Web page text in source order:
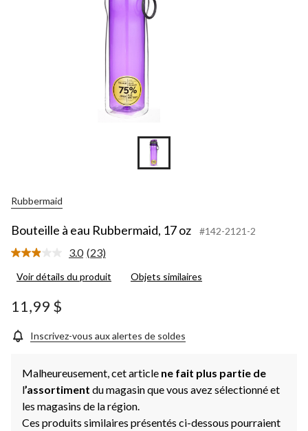
Rubbermaid
Bouteille à eau Rubbermaid, 17 oz #142-2121-2
3.0 Lire
23
même
page.
(23)
Voir détails du produit Objets similaires
11,99 $
Inscrivez-vous aux alertes de soldes
Malheureusement, cet article ne fait plus partie de
l’assortiment du magasin que vous avez sélectionné et
les magasins de la région.
Ces produits similaires présentés ci-dessous pourraient